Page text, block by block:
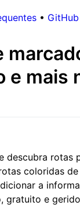
• GitHub
e mais
descubra rotas
coloridas
a
gratuito e